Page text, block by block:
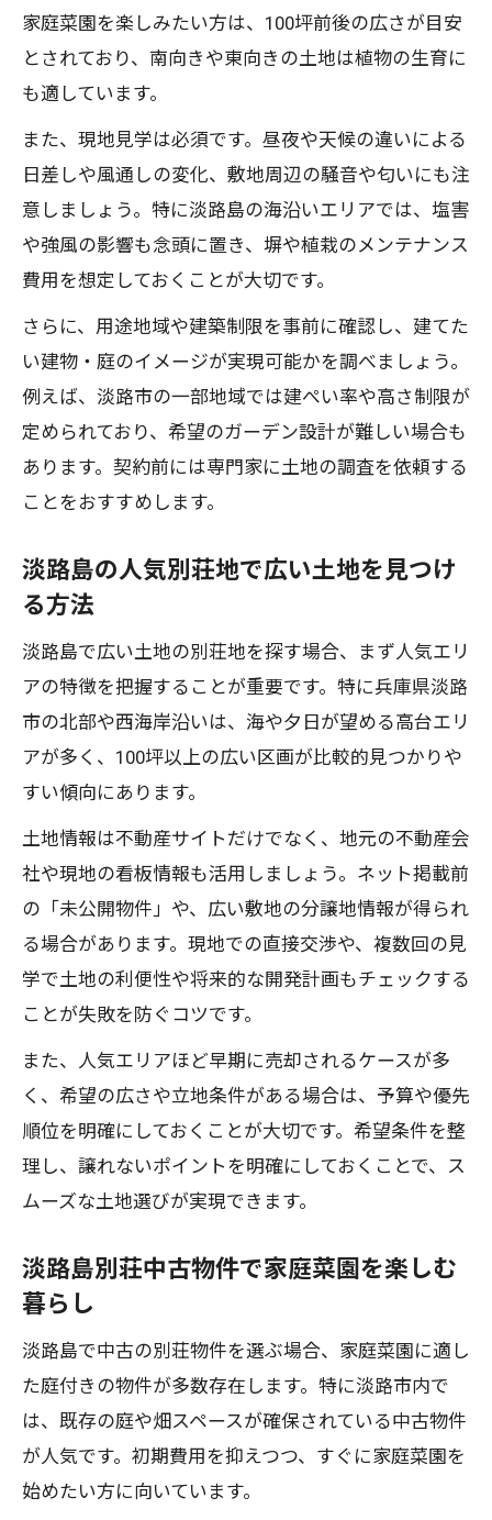
家庭菜園を楽しみたい方は、100坪前後の広さが目安
とされており、南向きや東向きの土地は植物の生育に
も適しています。
また、現地見学は必須です。昼夜や天候の違いによる
日差しや風通しの変化、敷地周辺の騒音や匂いにも注
意しましょう。特に淡路島の海沿いエリアでは、塩害
や強風の影響も念頭に置き、塀や植栽のメンテナンス
費用を想定しておくことが大切です。
さらに、用途地域や建築制限を事前に確認し、建てた
い建物・庭のイメージが実現可能かを調べましょう。
例えば、淡路市の一部地域では建ぺい率や高さ制限が
定められており、希望のガーデン設計が難しい場合も
あります。契約前には専門家に土地の調査を依頼する
ことをおすすめします。
淡路島の人気別荘地で広い土地を見つけ
る方法
淡路島で広い土地の別荘地を探す場合、まず人気エリ
アの特徴を把握することが重要です。特に兵庫県淡路
市の北部や西海岸沿いは、海や夕日が望める高台エリ
アが多く、100坪以上の広い区画が比較的見つかりや
すい傾向にあります。
土地情報は不動産サイトだけでなく、地元の不動産会
社や現地の看板情報も活用しましょう。ネット掲載前
の「未公開物件」や、広い敷地の分譲地情報が得られ
る場合があります。現地での直接交渉や、複数回の見
学で土地の利便性や将来的な開発計画もチェックする
ことが失敗を防ぐコツです。
また、人気エリアほど早期に売却されるケースが多
く、希望の広さや立地条件がある場合は、予算や優先
順位を明確にしておくことが大切です。希望条件を整
理し、譲れないポイントを明確にしておくことで、ス
ムーズな土地選びが実現できます。
淡路島別荘中古物件で家庭菜園を楽しむ
暮らし
淡路島で中古の別荘物件を選ぶ場合、家庭菜園に適し
た庭付きの物件が多数存在します。特に淡路市内で
は、既存の庭や畑スペースが確保されている中古物件
が人気です。初期費用を抑えつつ、すぐに家庭菜園を
始めたい方に向いています。